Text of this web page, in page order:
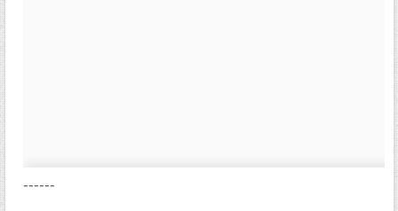
------